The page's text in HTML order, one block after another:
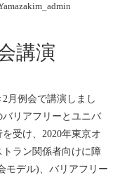
講演
月例会で講演しまし
リアフリーとユニバ
受け、2020年東京オ
ラン関係者向けに障
モデル)、バリアフリー